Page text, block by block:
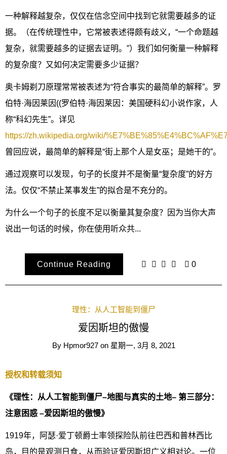
一种解释越复杂，仅仅在信念空间中找到它就需要越多的证
据。（在传统理性中，它常被表述得颇有歧义，“一个命题越
复杂，就需要越多的证据去证明。”）我们如何衡量一种解释
的复杂度？又如何决定需要多少证据？
奥卡姆剃刀原理常常被表述为“符合事实的最简单的解释”。罗
伯特·海因莱因((罗伯特·海因莱因：美国硬科幻小说作家，人
称“科幻先生”。详见
https://zh.wikipedia.org/wiki/
曾回应说，最简单的解释是“街上那个人是女巫；是她干的”。
通过观察可以发现，句子的长度并不是衡量“复杂度”的好方
法。仅仅“不禁止某事发生”的拟合是不充分的。
为什么一个句子的长度不足以衡量其复杂度？因为当你大声
说出一句话的时候，你在使用听众共...
Continue Reading 0
理性：从人工智能到僵尸
爱因斯坦的傲慢
By Hpmor927 on 星期一, 3月 8, 2021
授权和转载须知
《理性：从人工智能到僵尸–地图与真实的土地– 第三部分：
注意困惑 –爱因斯坦的傲慢》
1919年，阿瑟·爱丁顿爵士率领探险队前往巴西和普林西比
岛，目的是观测日食，从而验证爱因斯坦广义相对论。一位